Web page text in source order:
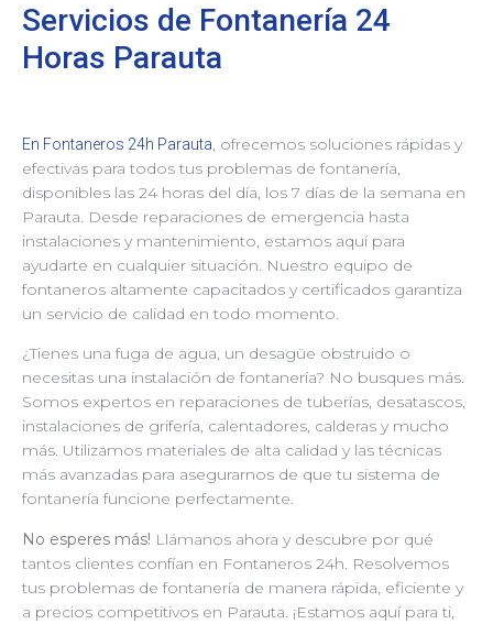
Servicios de Fontanería 24
Horas Parauta
En Fontaneros 24h Parauta, ofrecemos soluciones rápidas y
efectivas para todos tus problemas de fontanería,
disponibles las 24 horas del día, los 7 días de la semana en
Parauta. Desde reparaciones de emergencia hasta
instalaciones y mantenimiento, estamos aquí para
ayudarte en cualquier situación. Nuestro equipo de
fontaneros altamente capacitados y certificados garantiza
un servicio de calidad en todo momento.
¿Tienes una fuga de agua, un desagüe obstruido o
necesitas una instalación de fontanería? No busques más.
Somos expertos en reparaciones de tuberías, desatascos,
instalaciones de grifería, calentadores, calderas y mucho
más. Utilizamos materiales de alta calidad y las técnicas
más avanzadas para asegurarnos de que tu sistema de
fontanería funcione perfectamente.
No esperes más! Llámanos ahora y descubre por qué
tantos clientes confían en Fontaneros 24h. Resolvemos
tus problemas de fontanería de manera rápida, eficiente y
a precios competitivos en Parauta. ¡Estamos aquí para ti,